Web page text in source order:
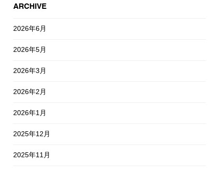
ARCHIVE
2026年6月
2026年5月
2026年3月
2026年2月
2026年1月
2025年12月
2025年11月